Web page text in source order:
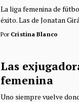
La liga femenina de
éxito. Las de Jonatan
Por Cristina Blanco
Las
femenina
Uno siempre vuelve